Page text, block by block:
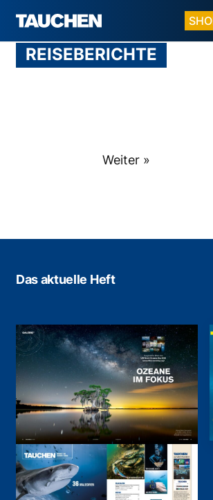
REISEBERICHTE
Weiter »
Das aktuelle Heft